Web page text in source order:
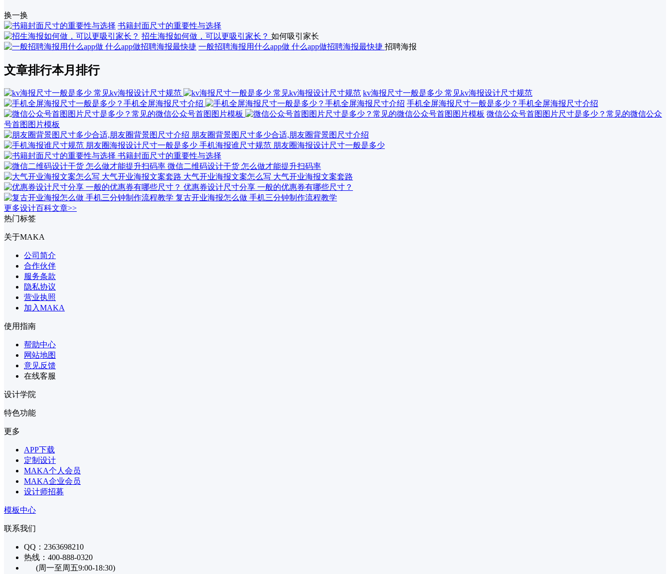
换一换
书籍封面尺寸的重要性与选择
招生海报如何做，可以更吸引家长？ 如何吸引家长
一般招聘海报用什么app做 什么app做招聘海报最快捷 招聘海报
文章排行本月排行
kv海报尺寸一般是多少 常见kv海报设计尺寸规范
手机全屏海报尺寸一般是多少？手机全屏海报尺寸介绍
微信公众号首图图片尺寸是多少？常见的微信公众
号首图图片模板
朋友圈背景图尺寸多少合适,朋友圈背景图尺寸介绍
手机海报谁尺寸规范 朋友圈海报设计尺寸一般是多少
书籍封面尺寸的重要性与选择
微信二维码设计干货 怎么做才能提升扫码率
大气开业海报文案怎么写 大气开业海报文案套路
优惠券设计尺寸分享 一般的优惠券有哪些尺寸？
复古开业海报怎么做 手机三分钟制作流程教学
更多设计百科文章>>
热门标签
关于MAKA
公司简介
合作伙伴
服务条款
隐私协议
营业执照
加入MAKA
使用指南
帮助中心
网站地图
意见反馈
在线客服
设计学院
特色功能
更多
APP下载
定制设计
MAKA个人会员
MAKA企业会员
设计师招募
模板中心
联系我们
QQ：2363698210
热线：400-888-0320
(周一至周五9:00-18:30)